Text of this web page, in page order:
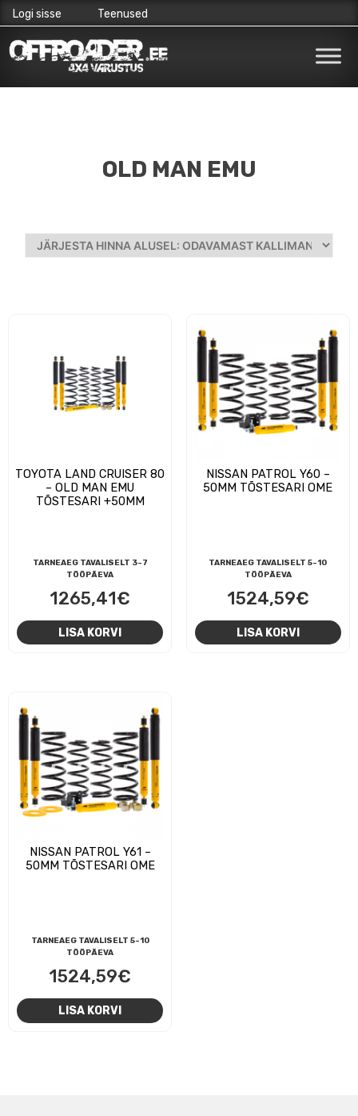
to
Logi sisse Teenused
OLD MAN EMU
TOYOTA LAND CRUISER 80
– OLD MAN EMU
TÕSTESARI +50MM
TARNEAEG TAVALISELT 3-7
TÖÖPÄEVA
1265,41€
LISA KORVI
NISSAN PATROL Y60 –
50MM TÕSTESARI OME
TARNEAEG TAVALISELT 5-10
TÖÖPÄEVA
1524,59€
LISA KORVI
NISSAN PATROL Y61 –
50MM TÕSTESARI OME
TARNEAEG TAVALISELT 5-10
TÖÖPÄEVA
1524,59€
LISA KORVI